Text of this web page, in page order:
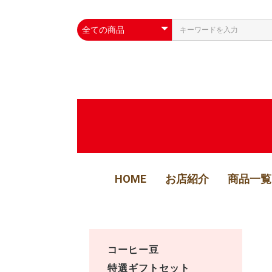
HOME お店紹介 商品一覧
コーヒー豆
特選ギフトセット